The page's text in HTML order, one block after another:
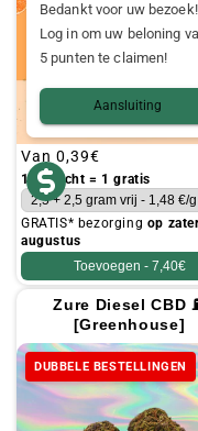
Gebruikelijke
prijs
Van 0,39€
1 gekocht = 1 gratis
GRATIS* bezorging op
augustus
Toevoegen - 7,40€
Zure Diesel CBD
[Greenhouse]
DUBBELE BESTELLINGEN
Bedankt voor uw bezoek!
Log in om uw beloning
5 punten te claimen!
Aansluiting